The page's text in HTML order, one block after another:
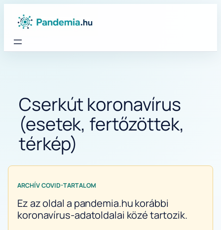
Cserkút koronavírus
(esetek, fertőzöttek,
térkép)
ARCHÍV COVID-TARTALOM
Ez az oldal a pandemia.hu korábbi
koronavírus-adatoldalai közé tartozik.